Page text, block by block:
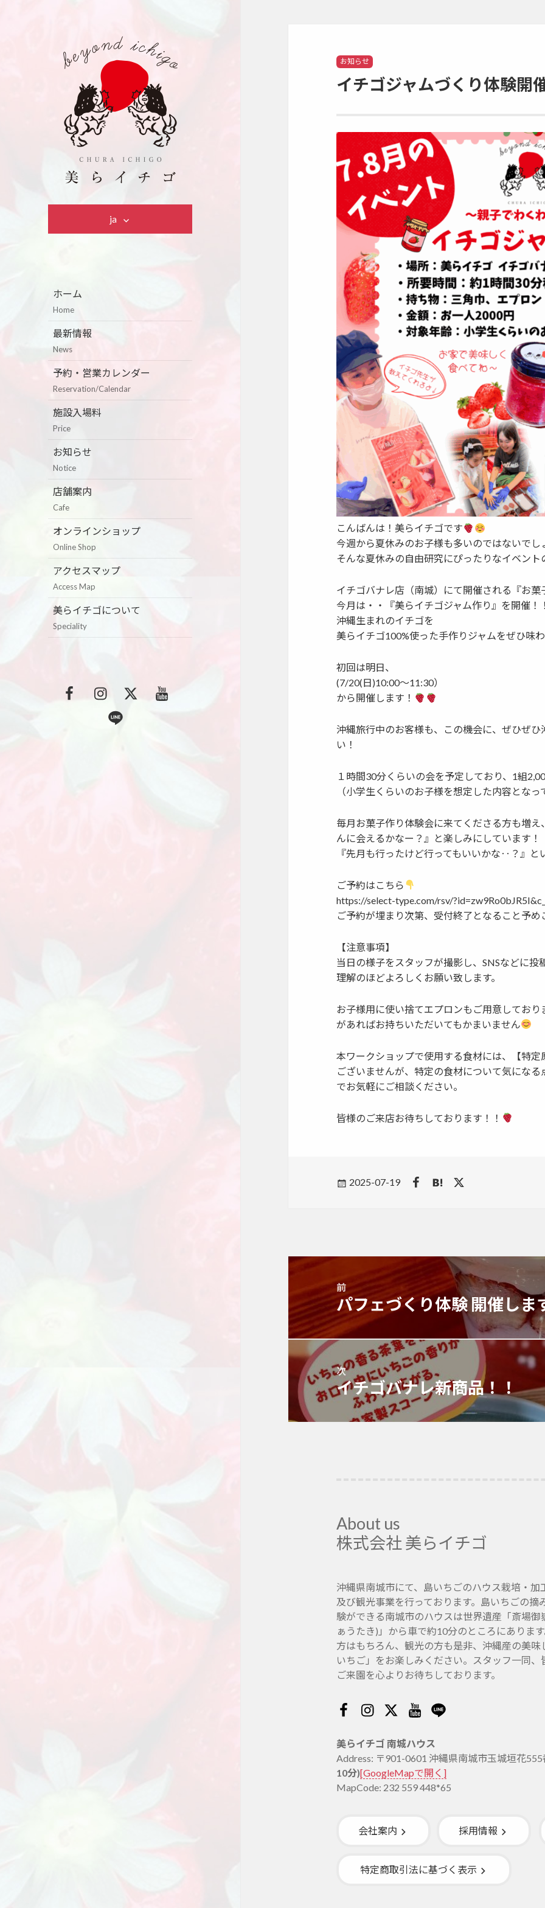
ja
ホーム
Home
最新情報
News
予約・営業カレンダー
Reservation/Calendar
施設入場料
Price
お知らせ
Notice
店舗案内
Cafe
オンラインショップ
Online Shop
アクセスマップ
Access Map
美らイチゴについて
Speciality
F
I
T
Y
L
Categories
お知らせ
イチゴジャムづくり体験開
こんばんは！美らイチゴです
今週から夏休みのお子様も多いのではないで
そんな夏休みの自由研究にぴったりなイベン
イチゴバナレ店（南城）にて開催される『お
今月は・・『美らイチゴジャム作り』を開催！
沖縄生まれのイチゴを
美らイチゴ100%使った手作りジャムをぜひ味
初回は明日、
(7/20(日)10:00〜11:30）
から開催します！
沖縄旅行中のお客様も、この機会に、ぜひぜ
い！
１時間30分くらいの会を予定しており、1組
（小学生くらいのお子様を想定した内容とな
毎月お菓子作り体験会に来てくださる方も増
んに会えるかなー？』と楽しみにしています！
『先月も行ったけど行ってもいいかな‥？』
ご予約はこちら
https://select-type.com/rsv/
ご予約が埋まり次第、受付終了となること予め
【注意事項】
当日の様子をスタッフが撮影し、SNSなどに
理解のほどよろしくお願い致します。
お子様用に使い捨てエプロンもご用意してお
があればお持ちいただいてもかまいません
本ワークショップで使用する食材には、【特
ございませんが、特定の食材について気にな
でお気軽にご相談ください。
皆様のご来店お待ちしております！！
Posted
2025-07-19
投
ナ
ビ
ゲ
ー
シ
ン
前
前
の
投
パフェづくり体験 開催しま
次
次
イチゴバナレ新商品！！
About us
株式会社 美らイチゴ
沖縄県南城市にて、島いちごのハウス栽培・加
及び観光事業を行っております。島いちごの摘
験ができる南城市のハウスは世界遺産「斎場御
ぁうたき)」から車で約10分のところにありま
方はもちろん、観光の方も是非、沖縄産の美味
いちご」をお楽しみください。スタッフ一同、
ご来園を心よりお待ちしております。
Facebook
Instagram
Twitter
Youtube
Line
美らイチゴ 南城ハウス
Address: 〒901-0601 沖縄県南城市玉城垣花
10分)[GoogleMapで開く]
MapCode: 232 559 448*65
会社案内 採用情報
特定商取引法に基づく表示